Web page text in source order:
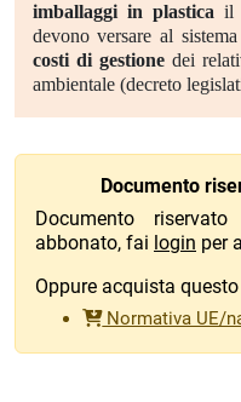
imballaggi in plastica il
devono versare al
costi di gestione dei
ambientale (decreto
Documento
Documento
abbonato, fai login per
Oppure acquista
Normativa UE/